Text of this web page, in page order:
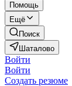
Помощь
Ещё
Поиск
Шаталово
Войти
Войти
Создать резюме